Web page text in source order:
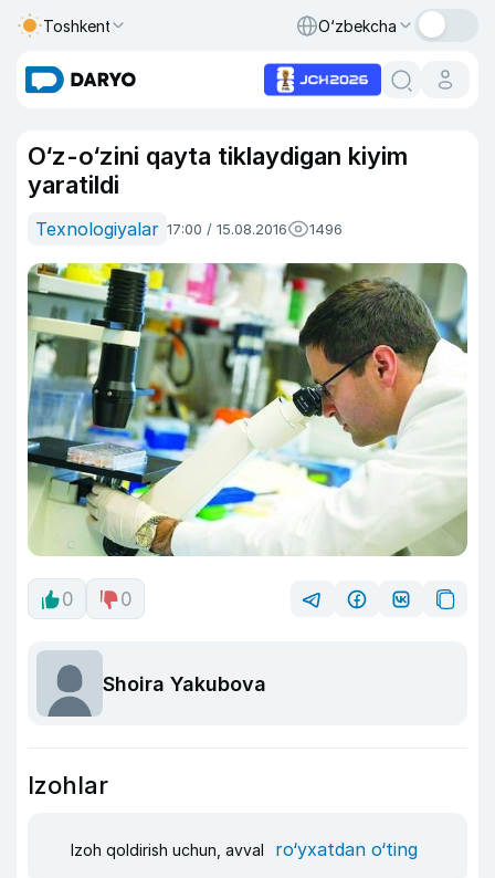
Toshkent O‘zbekcha
O‘z-o‘zini qayta tiklaydigan kiyim
yaratildi
Texnologiyalar 17:00 / 15.08.2016 1496
0 0
Shoira Yakubova
Izohlar
Izoh qoldirish uchun, avval ro‘yxatdan o‘ting